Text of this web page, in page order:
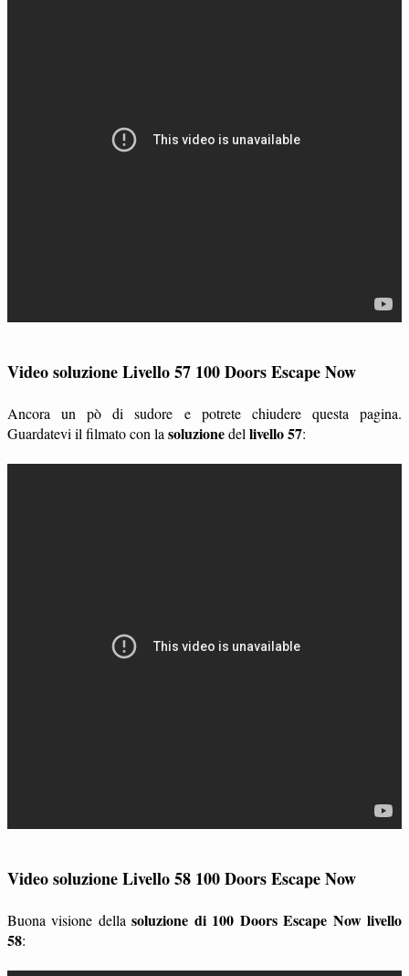
Video soluzione Livello 57 100 Doors Escape Now
Ancora un pò di sudore e potrete chiudere questa pagina.
Guardatevi il filmato con la soluzionedel livello 57:
Video soluzione Livello 58 100 Doors Escape Now
Buona visione dellasoluzione di 100 Doors Escape Now livello
58: